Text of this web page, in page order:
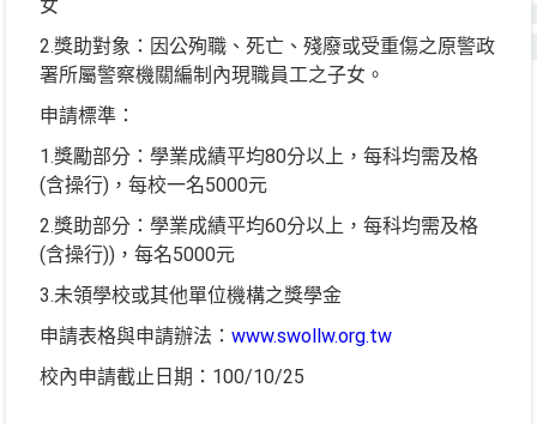
女
2.獎助對象：因公殉職、死亡、殘廢或受重傷之原警政
署所屬警察機關編制內現職員工之子女。
申請標準：
1.獎勵部分：學業成績平均80分以上，每科均需及格
(含操行)，每校一名5000元
2.獎助部分：學業成績平均60分以上，每科均需及格
(含操行))，每名5000元
3.未領學校或其他單位機構之獎學金
申請表格與申請辦法： www.swollw.org.tw
校內申請截止日期：100/10/25